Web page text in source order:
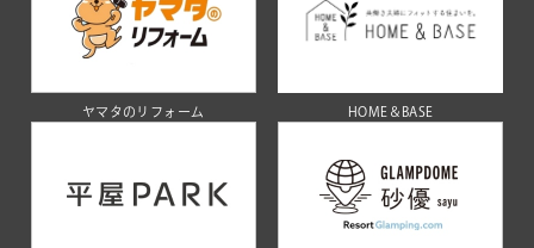
ヤマタのリフォーム HOME＆BASE